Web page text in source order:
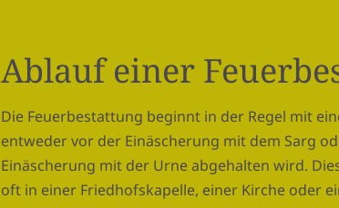
Ablauf einer
Die Feuerbestattung beginnt in der Regel mit
entweder vor der Einäscherung mit dem Sarg
Einäscherung mit der Urne abgehalten wird.
oft in einer Friedhofskapelle, einer Kirche oder